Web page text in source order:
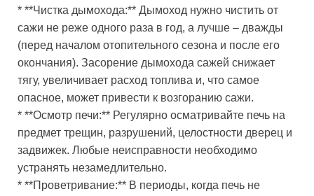
* **Чистка дымохода:** Дымоход нужно чистить от
сажи не реже одного раза в год, а лучше – дважды
(перед началом отопительного сезона и после его
окончания). Засорение дымохода сажей снижает
тягу, увеличивает расход топлива и, что самое
опасное, может привести к возгоранию сажи.
* **Осмотр печи:** Регулярно осматривайте печь на
предмет трещин, разрушений, целостности дверец и
задвижек. Любые неисправности необходимо
устранять незамедлительно.
* **Проветривание:** В периоды, когда печь не